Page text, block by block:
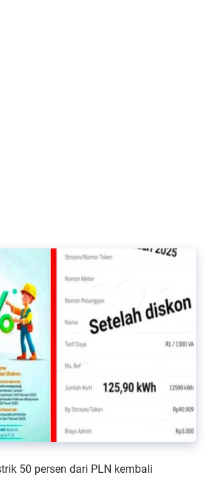
50 persen dari PLN kembali